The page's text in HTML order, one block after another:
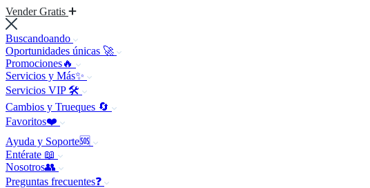
Vender Gratis
Buscandoando
Oportunidades únicas 🚀
Promociones🔥
Servicios y Más✨
Servicios VIP 🛠️
Cambios y Trueques 🔄
Favoritos❤️
Ayuda y Soporte🆘
Entérate 📖
Nosotros👥
Preguntas frecuentes❓